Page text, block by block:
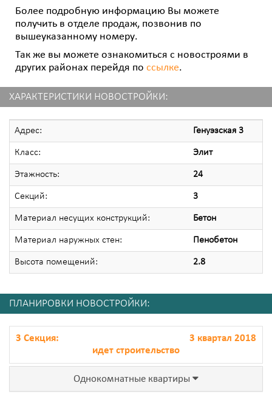
Более подробную информацию Вы можете
получить в отделе продаж, позвонив по
вышеуказанному номеру.
Так же вы можете ознакомиться с новостроями в
других районах перейдя по ссылке.
ХАРАКТЕРИСТИКИ НОВОСТРОЙКИ:
Адрес: Генуэзская 3
Класс: Элит
Этажность: 24
Секций: 3
Материал несущих конструкций: Бетон
Материал наружных стен: Пенобетон
Высота помещений: 2.8
ПЛАНИРОВКИ НОВОСТРОЙКИ:
3 Секция:
3 квартал 2018
идет строительство
Однокомнатные квартиры